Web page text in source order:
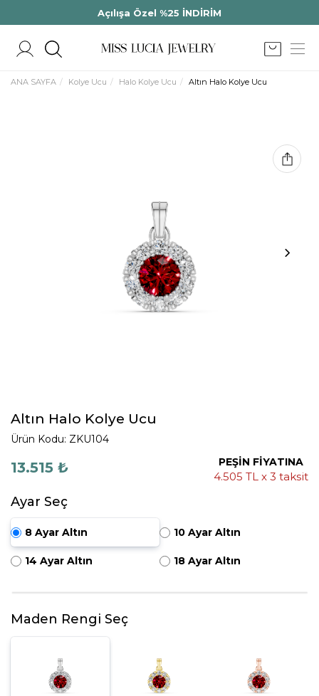
Açılışa Özel %25 İNDİRİM
ANA SAYFA Kolye Ucu Halo Kolye Ucu Altın Halo Kolye Ucu
Altın Halo Kolye Ucu
Ürün Kodu: ZKU104
13.515 ₺ PEŞİN FİYATINA
4.505 TL x 3 taksit
Ayar Seç
8 Ayar Altın 10 Ayar Altın
14 Ayar Altın 18 Ayar Altın
Maden Rengi Seç